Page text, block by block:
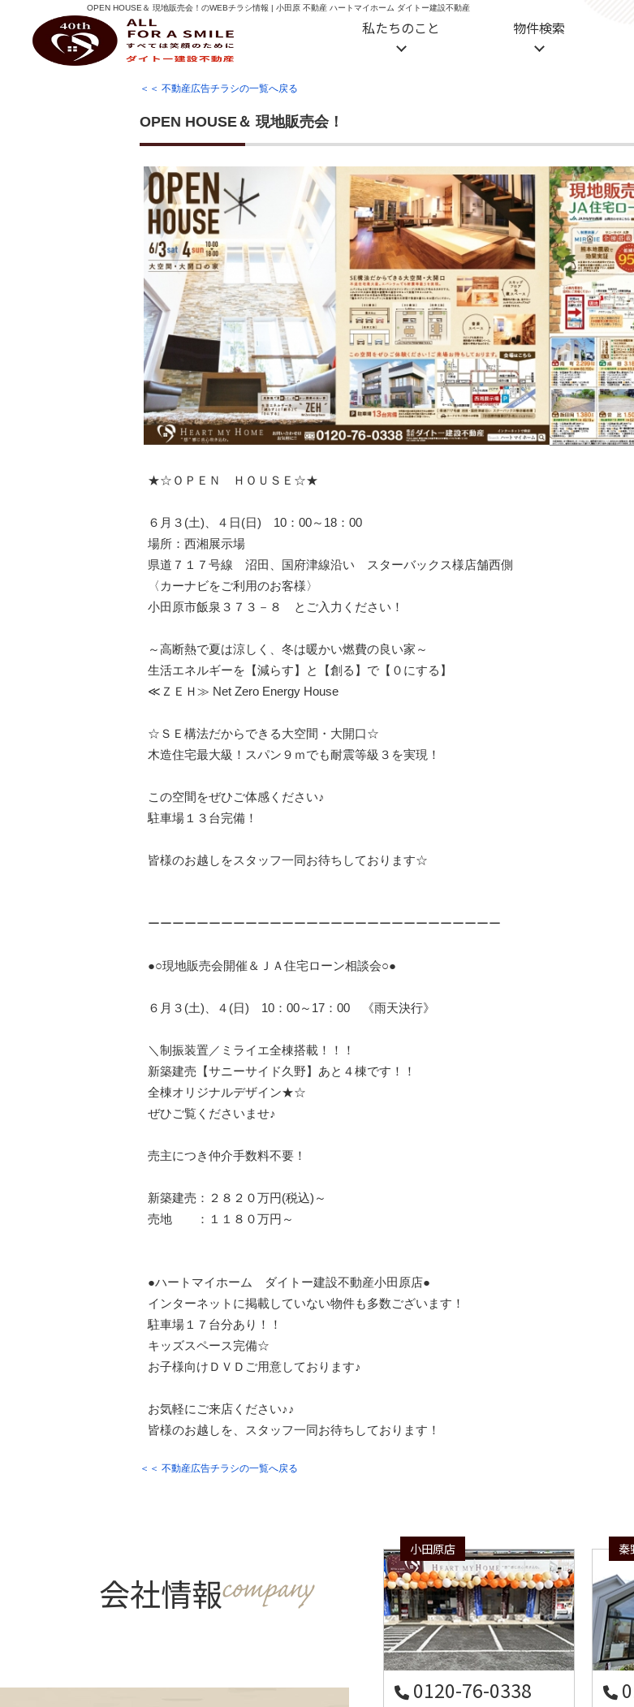
OPEN HOUSE＆ 現地販売会！のWEBチラシ情報 | 小田原 不動産 ハートマイホーム ダイトー建設不動産
私たちのこと 物件検索
ダイトー建設不動産
＜＜ 不動産広告チラシの一覧へ戻る
OPEN HOUSE＆ 現地販売会！
★☆ＯＰＥＮ ＨＯＵＳＥ☆★
６月３(土)、４日(日) 10：00～18：00
場所：西湘展示場
県道７１７号線 沼田、国府津線沿い スターバックス様店舗西側
〈カーナビをご利用のお客様〉
小田原市飯泉３７３－８ とご入力ください！
～高断熱で夏は涼しく、冬は暖かい燃費の良い家～
生活エネルギーを【減らす】と【創る】で【０にする】
≪ＺＥＨ≫ Net Zero Energy House
☆ＳＥ構法だからできる大空間・大開口☆
木造住宅最大級！スパン９ｍでも耐震等級３を実現！
この空間をぜひご体感ください♪
駐車場１３台完備！
皆様のお越しをスタッフ一同お待ちしております☆
ーーーーーーーーーーーーーーーーーーーーーーーーーーーーー
●○現地販売会開催＆ＪＡ住宅ローン相談会○●
６月３(土)、４(日) 10：00～17：00 《雨天決行》
＼制振装置／ミライエ全棟搭載！！！
新築建売【サニーサイド久野】あと４棟です！！
全棟オリジナルデザイン★☆
ぜひご覧くださいませ♪
売主につき仲介手数料不要！
新築建売：２８２０万円(税込)～
売地 ：１１８０万円～
●ハートマイホーム ダイトー建設不動産小田原店●
インターネットに掲載していない物件も多数ございます！
駐車場１７台分あり！！
キッズスペース完備☆
お子様向けＤＶＤご用意しております♪
お気軽にご来店ください♪♪
皆様のお越しを、スタッフ一同お待ちしております！
＜＜ 不動産広告チラシの一覧へ戻る
会社情報
小田原店
0120-76-0338
秦